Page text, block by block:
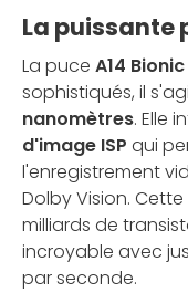
La puissante
La puce A14 Bionic
sophistiqués, il
nanomètres. Elle
d'image ISP qui
l'enregistrement
Dolby Vision.
milliards de
incroyable avec
par seconde.